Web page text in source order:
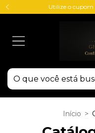
Utilize o cupom
Início >